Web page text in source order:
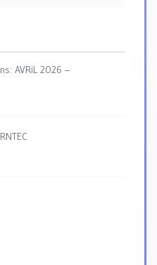
AVRiL 2026 –